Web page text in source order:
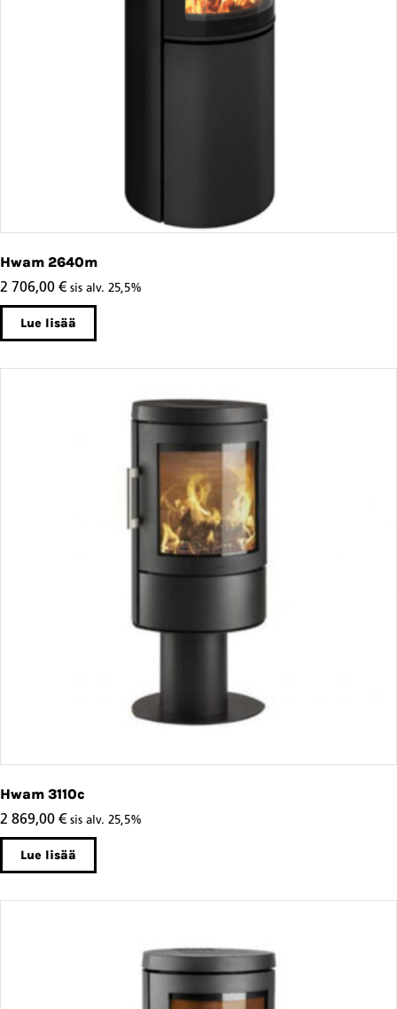
Hwam 2640m
2 706,00 € sis alv. 25,5%
Lue lisää
Hwam 3110c
2 869,00 € sis alv. 25,5%
Lue lisää